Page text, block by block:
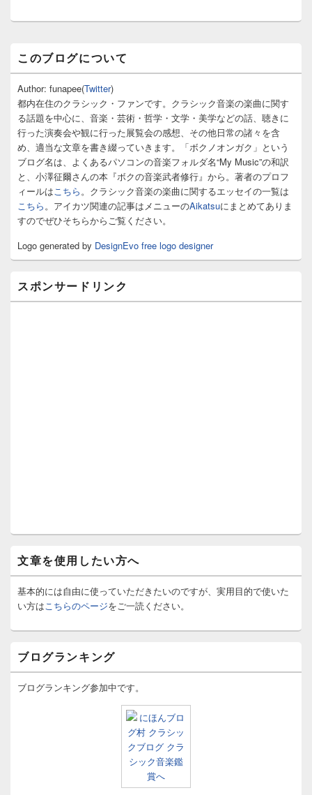
ン
サ
イ
バ
ー
ウ
ィ
ト
エ
ア
このブログについて
Author: funapee(Twitter)
都内在住のクラシック・ファンです。クラシック音楽の楽曲に関す
る話題を中心に、音楽・芸術・哲学・文学・美学などの話、聴きに
行った演奏会や観に行った展覧会の感想、その他日常の諸々を含
め、適当な文章を書き綴っていきます。「ボクノオンガク」という
ブログ名は、よくあるパソコンの音楽フォルダ名“My Music”の和訳
と、小澤征爾さんの本『ボクの音楽武者修行』から。著者のプロフ
ィールは こちら 。クラシック音楽の楽曲に関するエッセイの一覧は
こちら 。アイカツ関連の記事はメニューのAikatsuにまとめてありま
すのでぜひそちらからご覧ください。
Logo generated by DesignEvo free logo designer
スポンサードリンク
文章を使用したい方へ
基本的には自由に使っていただきたいのですが、実用目的で使いた
い方は こちらのページをご一読ください。
ブログランキング
ブログランキング参加中です。